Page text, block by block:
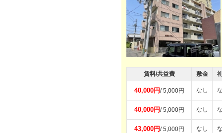
賃料/共益費 敷金
40,000円/ 5,000円 なし
40,000円/ 5,000円 なし
43,000円/ 5,000円 なし